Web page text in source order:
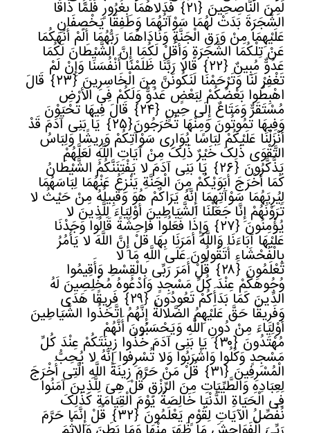
لَمِنَ النَّاصِحِینَ ﴿٢١﴾ فَدَلاهُمَا بِغُرُورٍ فَلَمَّا ذَاقَا
الشَّجَرَةَ بَدَتْ لَهُمَا سَوْآتُهُمَا وَطَفِقَا یَخْصِفَانِ
عَلَیْهِمَا مِنْ وَرَقِ الْجَنَّةِ وَنَادَاهُمَا رَبُّهُمَا أَلَمْ أَنْهَکُمَا
عَنْ تِلْکُمَا الشَّجَرَةِ وَأَقُلْ لَکُمَا إِنَّ الشَّیْطَانَ لَکُمَا
عَدُوٌّ مُبِینٌ﴿٢٢﴾ قَالا رَبَّنَا ظَلَمْنَا أَنْفُسَنَا وَإِنْ لَمْ
تَغْفِرْ لَنَا وَتَرْحَمْنَا لَنَکُونَنَّ مِنَ الْخَاسِرِینَ﴿٢٣﴾ قَالَ
اهْبِطُوا بَعْضُکُمْ لِبَعْضٍ عَدُوٌّ وَلَکُمْ فِی الأرْضِ
مُسْتَقَرٌّ وَمَتَاعٌ إِلَى حِینٍ ﴿٢٤﴾ قَالَ فِیهَا تَحْیَوْنَ
وَفِیهَا تَمُوتُونَ وَمِنْهَا تُخْرَجُونَ﴿٢٥﴾ یَا بَنِی آدَمَ قَدْ
أَنْزَلْنَا عَلَیْکُمْ لِبَاسًا یُوَارِی سَوْآتِکُمْ وَرِیشًا وَلِبَاسُ
التَّقْوَى ذَلِکَ خَیْرٌ ذَلِکَ مِنْ آیَاتِ اللَّهِ لَعَلَّهُمْ
یَذَّکَّرُونَ ﴿٢٦﴾ یَا بَنِی آدَمَ لا یَفْتِنَنَّکُمُ الشَّیْطَانُ
کَمَا أَخْرَجَ أَبَوَیْکُمْ مِنَ الْجَنَّةِ یَنْزِعُ عَنْهُمَا لِبَاسَهُمَا
لِیُرِیَهُمَا سَوْآتِهِمَا إِنَّهُ یَرَاکُمْ هُوَ وَقَبِیلُهُ مِنْ حَیْثُ لا
تَرَوْنَهُمْ إِنَّا جَعَلْنَا الشَّیَاطِینَ أَوْلِیَاءَ لِلَّذِینَ لا
یُؤْمِنُونَ﴿٢٧﴾ وَإِذَا فَعَلُوا فَاحِشَةً قَالُوا وَجَدْنَا
عَلَیْهَا آبَاءَنَا وَاللَّهُ أَمَرَنَا بِهَا قُلْ إِنَّ اللَّهَ لا یَأْمُرُ
بِالْفَحْشَاءِ أَتَقُولُونَ عَلَى اللَّهِ مَا لا
تَعْلَمُونَ ﴿٢٨﴾ قُلْ أَمَرَ رَبِّی بِالْقِسْطِ وَأَقِیمُوا
وُجُوهَکُمْ عِنْدَ کُلِّ مَسْجِدٍ وَادْعُوهُ مُخْلِصِینَ لَهُ
الدِّینَ کَمَا بَدَأَکُمْ تَعُودُونَ﴿٢٩﴾ فَرِیقًا هَدَى
وَفَرِیقًا حَقَّ عَلَیْهِمُ الضَّلالَةُ إِنَّهُمُ اتَّخَذُوا الشَّیَاطِینَ
أَوْلِیَاءَ مِنْ دُونِ اللَّهِ وَیَحْسَبُونَ أَنَّهُمْ
مُهْتَدُونَ﴿٣٠﴾ یَا بَنِی آدَمَ خُذُوا زِینَتَکُمْ عِنْدَ کُلِّ
مَسْجِدٍ وَکُلُوا وَاشْرَبُوا وَلا تُسْرِفُوا إِنَّهُ لا یُحِبُّ
الْمُسْرِفِینَ﴿٣١﴾ قُلْ مَنْ حَرَّمَ زِینَةَ اللَّهِ الَّتِی أَخْرَجَ
لِعِبَادِهِ وَالطَّیِّبَاتِ مِنَ الرِّزْقِ قُلْ هِیَ لِلَّذِینَ آمَنُوا
فِی الْحَیَاةِ الدُّنْیَا خَالِصَةً یَوْمَ الْقِیَامَةِ کَذَلِکَ
نُفَصِّلُ الآیَاتِ لِقَوْمٍ یَعْلَمُونَ ﴿٣٢﴾ قُلْ إِنَّمَا حَرَّمَ